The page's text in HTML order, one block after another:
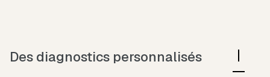
Des diagnostics personnalisés